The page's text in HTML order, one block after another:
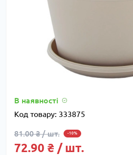
В наявності
Код товару: 333875
81.00 ₴ / шт. -10%
72.90 ₴ / шт.